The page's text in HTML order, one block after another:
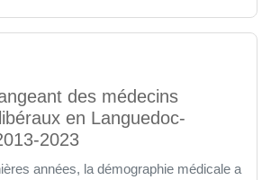
des médecins
en Languedoc-
2023
années, la démographie médicale a